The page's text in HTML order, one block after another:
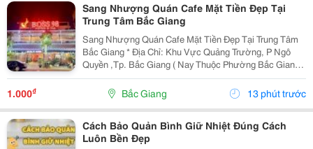
Sang Nhượng Quán Cafe Mặt Tiền Đẹp Tại
Trung Tâm Bắc Giang
Sang Nhượng Quán Cafe Mặt Tiền Đẹp Tại Trung Tâm
Bắc Giang * Địa Chỉ: Khu Vực Quảng Trường, P Ngô
Quyền ,Tp. Bắc Giang ( Nay Thuộc Phường Bắc Giang *
Diện Tích: 115M&Sup2; - Thiết Kế: Quán 2 Tầng, Mặt
Bằng Rộng Rãi, Thoáng Đẹp - Vị Trí: Mặt Tiền...
1.000₫ Bắc Giang 13 phút trước
Cách Bảo Quản Bình Giữ Nhiệt Đúng Cách
Luôn Bền Đẹp